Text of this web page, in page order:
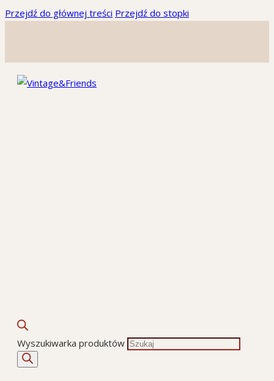
Przejdź do głównej treści Przejdź do stopki
Wyszukiwarka produktów